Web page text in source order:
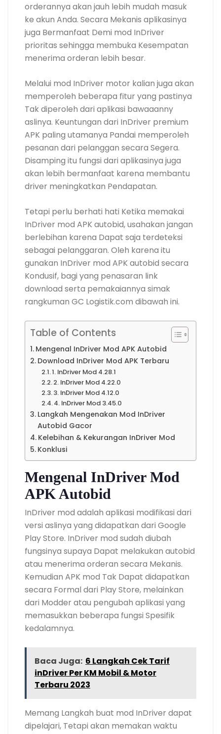
orderannya akan jauh lebih mudah masuk
ke akun Anda. Secara Mekanis aplikasinya
juga Bermanfaat Demi mod InDriver
prioritas sehingga membuka Kesempatan
menerima orderan lebih besar.
Melalui mod InDriver motor kalian juga akan
memperoleh beberapa fitur yang pastinya
Tak diperoleh dari aplikasi bawaaanny
aslinya. Keuntungan dari InDriver premium
APK paling utamanya Pandai memperoleh
pesanan dari pelanggan secara Segera.
Disamping itu fungsi dari aplikasinya juga
akan lebih bermanfaat karena membantu
driver meningkatkan Pendapatan.
Tetapi perlu berhati hati Ketika memakai
InDriver mod APK autobid, usahakan jangan
berlebihan karena Dapat saja terdeteksi
sebagai pelanggaran. Oleh karena itu
gunakan InDriver mod APK autobid secara
Kondusif, bagi yang penasaran link
download serta pemakaiannya simak
rangkuman GC Logistik.com dibawah ini.
Table of Contents
Mengenal InDriver Mod APK Autobid
Download InDriver Mod APK Terbaru
1. InDriver Mod 4.28.1
2. InDriver Mod 4.22.0
3. InDriver Mod 4.12.0
4. InDriver Mod 3.45.0
Langkah Mengenakan Mod InDriver
Autobid Gacor
Kelebihan & Kekurangan InDriver Mod
Konklusi
Mengenal InDriver Mod
APK Autobid
InDriver mod adalah aplikasi modifikasi dari
versi aslinya yang didapatkan dari Google
Play Store. InDriver mod sudah diubah
fungsinya supaya Dapat melakukan autobid
atau menerima orderan secara Mekanis.
Kemudian APK mod Tak Dapat didapatkan
secara Formal dari Play Store, melainkan
dari Modder atau pengubah aplikasi yang
memasukkan beberapa fungsi Spesifik
kedalamnya.
Baca Juga: 6 Langkah Cek Tarif
inDriver Per KM Mobil & Motor
Terbaru 2023
Memang Langkah buat mod InDriver dapat
dipelajari, Tetapi akan memakan waktu